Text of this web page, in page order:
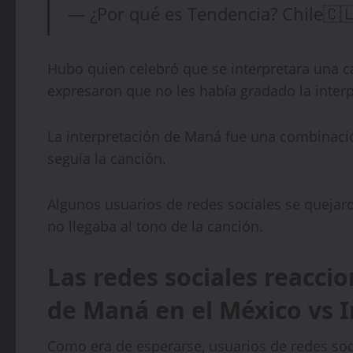
— ¿Por qué es Tendencia?
Hubo quien celebró que se interpretara una
expresaron que no les había gradado la
La interpretación de Maná fue una
seguía la canción.
Algunos usuarios de redes sociales se
no llegaba al tono de la canción.
Las redes sociales
de Maná en el México vs
Como era de esperarse, usuarios de redes